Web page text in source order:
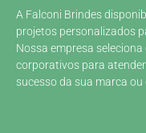
A Falconi Brindes
projetos personalizados
Nossa empresa
corporativos para
sucesso da sua marca ou